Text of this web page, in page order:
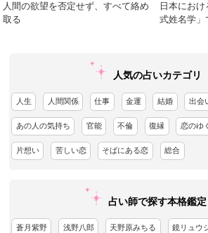
人間の欲望を否定せず、すべて絡め
取る
日本にお
式姓名学」
人気の占いカテゴリ
人生 人間関係 仕事 金運 結婚 出会
あの人の気持ち 官能 不倫 復縁 恋のゆ
片想い 苦しい恋 そばにある恋 総合
占い師で探す本格鑑定
蒼月紫野 浅野八郎 天野原みちる 鏡リュウ